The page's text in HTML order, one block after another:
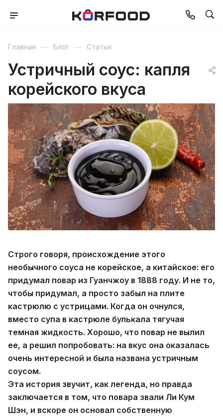
Главная — Блог — Статьи
Устричный соус: капля
корейского вкуса
Строго говоря, происхождение этого
необычного соуса не корейское, а китайское: его
придумал повар из Гуанчжоу в 1888 году. И не то,
чтобы придумал, а просто забыл на плите
кастрюлю с устрицами. Когда он очнулся,
вместо супа в кастрюле булькала тягучая
темная жидкость. Хорошо, что повар не вылил
ее, а решил попробовать: на вкус она оказалась
очень интересной и была названа устричным
соусом.
Эта история звучит, как легенда, но правда
заключается в том, что повара звали Ли Кум
Шэн, и вскоре он основал собственную